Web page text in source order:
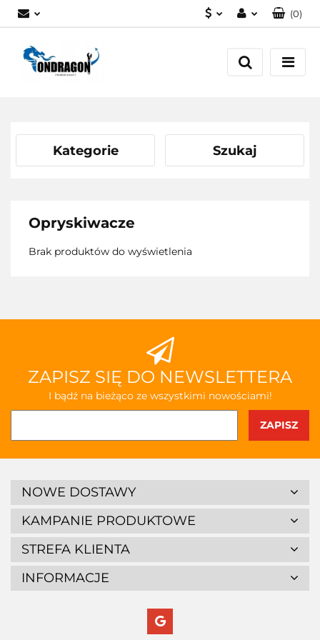
Zaloguj się
Załóż konto
(0)
Kategorie Szukaj
Opryskiwacze
Brak produktów do wyświetlenia
ZAPISZ SIĘ DO NEWSLETTERA
I bądź na bieżąco ze wszystkimi nowościami!
NOWE DOSTAWY
KAMPANIE PRODUKTOWE
STREFA KLIENTA
INFORMACJE